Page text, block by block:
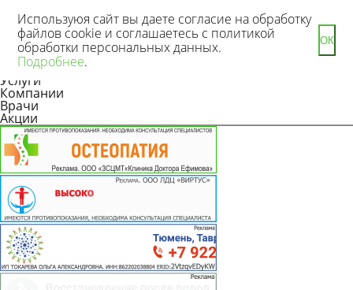
Новости
Статьи
Услуги
Компании
Врачи
Акции
Используюя сайт вы даете согласие на обработку
файлов cookie и соглашаетесь с политикой
обработки персональных данных.
Подробнее.
ОК